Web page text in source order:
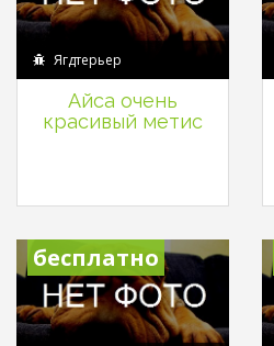
Ягдтерьер
Айса очень
красивый метис
бесплатно